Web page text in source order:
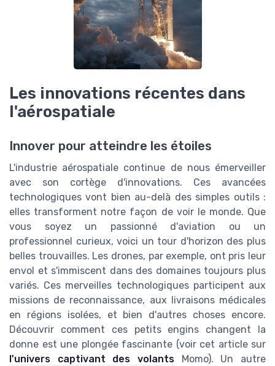
Les innovations récentes dans
l'aérospatiale
Innover pour atteindre les étoiles
L'industrie aérospatiale continue de nous émerveiller
avec son cortège d'innovations. Ces avancées
technologiques vont bien au-delà des simples outils :
elles transforment notre façon de voir le monde. Que
vous soyez un passionné d'aviation ou un
professionnel curieux, voici un tour d'horizon des plus
belles trouvailles. Les drones, par exemple, ont pris leur
envol et s'immiscent dans des domaines toujours plus
variés. Ces merveilles technologiques participent aux
missions de reconnaissance, aux livraisons médicales
en régions isolées, et bien d'autres choses encore.
Découvrir comment ces petits engins changent la
donne est une plongée fascinante (voir cet article sur
l'univers captivant des volants Momo). Un autre